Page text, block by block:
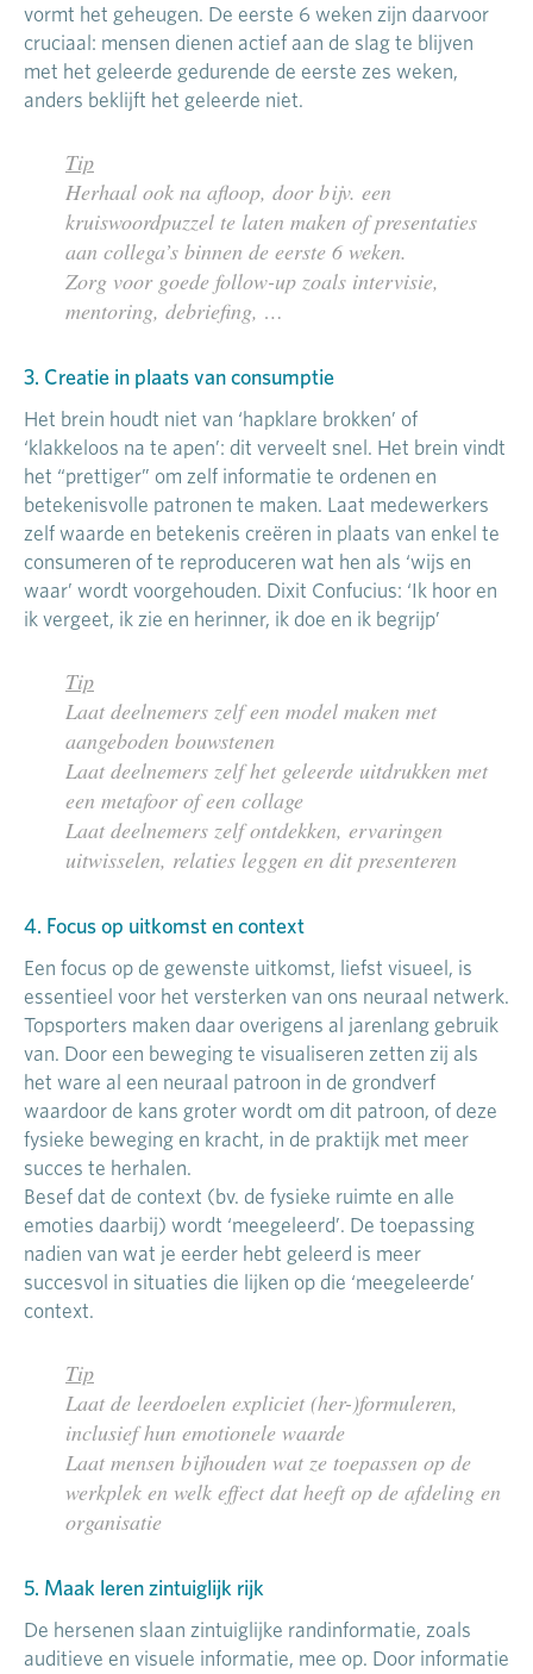
vormt het geheugen. De eerste 6 weken zijn daarvoor
cruciaal: mensen dienen actief aan de slag te blijven
met het geleerde gedurende de eerste zes weken,
anders beklijft het geleerde niet.
Tip
Herhaal ook na afloop, door bijv. een
kruiswoordpuzzel te laten maken of presentaties
aan collega’s binnen de eerste 6 weken.
Zorg voor goede follow-up zoals intervisie,
mentoring, debriefing, …
3. Creatie in plaats van consumptie
Het brein houdt niet van ‘hapklare brokken’ of
‘klakkeloos na te apen’: dit verveelt snel. Het brein vindt
het “prettiger” om zelf informatie te ordenen en
betekenisvolle patronen te maken. Laat medewerkers
zelf waarde en betekenis creëren in plaats van enkel te
consumeren of te reproduceren wat hen als ‘wijs en
waar’ wordt voorgehouden. Dixit Confucius: ‘Ik hoor en
ik vergeet, ik zie en herinner, ik doe en ik begrijp’
Tip
Laat deelnemers zelf een model maken met
aangeboden bouwstenen
Laat deelnemers zelf het geleerde uitdrukken met
een metafoor of een collage
Laat deelnemers zelf ontdekken, ervaringen
uitwisselen, relaties leggen en dit presenteren
4. Focus op uitkomst en context
Een focus op de gewenste uitkomst, liefst visueel, is
essentieel voor het versterken van ons neuraal netwerk.
Topsporters maken daar overigens al jarenlang gebruik
van. Door een beweging te visualiseren zetten zij als
het ware al een neuraal patroon in de grondverf
waardoor de kans groter wordt om dit patroon, of deze
fysieke beweging en kracht, in de praktijk met meer
succes te herhalen.
Besef dat de context (bv. de fysieke ruimte en alle
emoties daarbij) wordt ‘meegeleerd’. De toepassing
nadien van wat je eerder hebt geleerd is meer
succesvol in situaties die lijken op die ‘meegeleerde’
context.
Tip
Laat de leerdoelen expliciet (her-)formuleren,
inclusief hun emotionele waarde
Laat mensen bijhouden wat ze toepassen op de
werkplek en welk effect dat heeft op de afdeling en
organisatie
5. Maak leren zintuiglijk rijk
De hersenen slaan zintuiglijke randinformatie, zoals
auditieve en visuele informatie, mee op. Door informatie